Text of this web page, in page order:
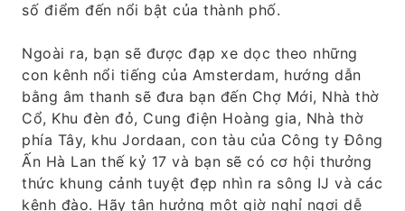
số điểm đến nổi bật của thành phố.
Ngoài ra, bạn sẽ được đạp xe dọc theo những
con kênh nổi tiếng của Amsterdam, hướng dẫn
bằng âm thanh sẽ đưa bạn đến Chợ Mới, Nhà thờ
Cổ, Khu đèn đỏ, Cung điện Hoàng gia, Nhà thờ
phía Tây, khu Jordaan, con tàu của Công ty Đông
Ấn Hà Lan thế kỷ 17 và bạn sẽ có cơ hội thưởng
thức khung cảnh tuyệt đẹp nhìn ra sông IJ và các
kênh đào. Hãy tận hưởng một giờ nghỉ ngơi dễ